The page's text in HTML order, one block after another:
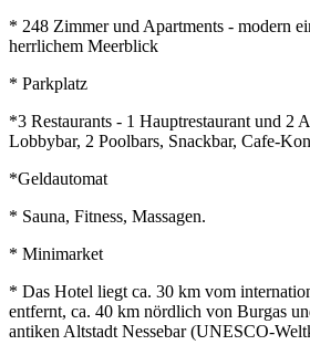
* 248 Zimmer und Apartments - modern
herrlichem Meerblick
* Parkplatz
*3 Restaurants - 1 Hauptrestaurant und 2
Lobbybar, 2 Poolbars, Snackbar, Cafe-
*Geldautomat
* Sauna, Fitness, Massagen.
* Minimarket
* Das Hotel liegt ca. 30 km vom
entfernt, ca. 40 km nördlich von Burgas
antiken Altstadt Nessebar (UNESCO-